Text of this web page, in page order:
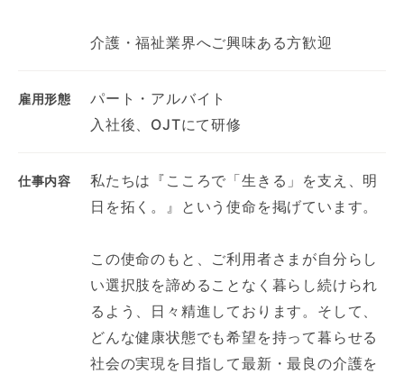
介護・福祉業界へご興味ある方歓迎
雇用形態
パート・アルバイト
入社後、OJTにて研修
仕事内容
私たちは『こころで「生きる」を支え、明
日を拓く。』という使命を掲げています。
この使命のもと、ご利用者さまが自分らし
い選択肢を諦めることなく暮らし続けられ
るよう、日々精進しております。そして、
どんな健康状態でも希望を持って暮らせる
社会の実現を目指して最新・最良の介護を